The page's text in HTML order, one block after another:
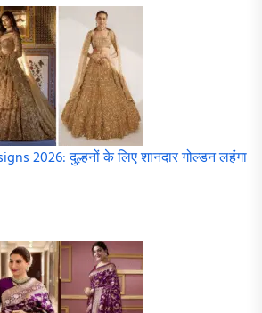
2026: दुल्हनों के लिए शानदार गोल्डन लहंगा